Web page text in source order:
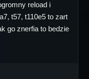
reload i
t57, t110e5 to zart
go znerfia to bedzie